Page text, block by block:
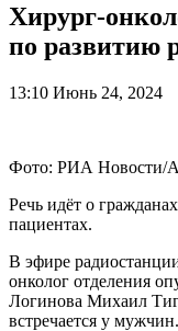
Хирург-
по развитию
13:10 Июнь 24, 2024
Фото: РИА Новости/
Речь идёт о
пациентах.
В эфире
онколог отделения
Логинова Михаил
встречается у мужчин.